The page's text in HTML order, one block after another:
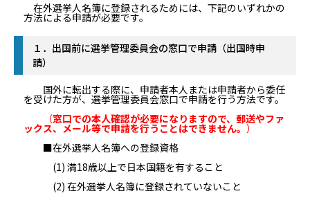
在外選挙人名簿に登録されるためには、下記のいずれかの
方法による申請が必要です。
１．出国前に選挙管理委員会の窓口で申請（出国時申
請）
国外に転出する際に、申請者本人または申請者から委任
を受けた方が、選挙管理委員会窓口で申請を行う方法です。
（窓口での本人確認が必要になりますので、郵送やファ
ックス、メール等で申請を行うことはできません。 ）
■在外選挙人名簿への登録資格
(1) 満18歳以上で日本国籍を有すること
(2) 在外選挙人名簿に登録されていないこと